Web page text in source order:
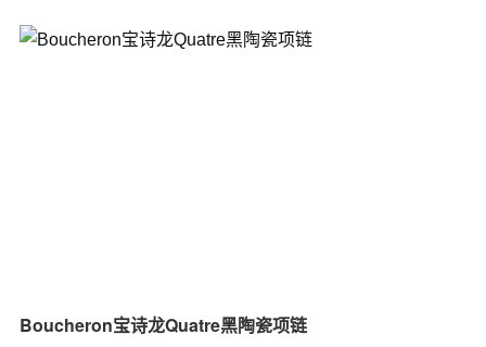
Boucheron宝诗龙Quatre黑陶瓷项链